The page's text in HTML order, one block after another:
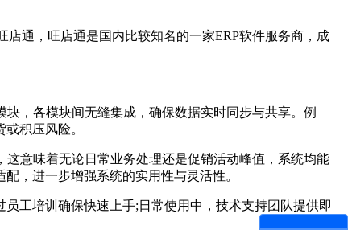
通，旺店通是国内比较知名的一家ERP软件服务商，成
，各模块间无缝集成，确保数据实时同步与共享。例
积压风险。
意味着无论日常业务处理还是促销活动峰值，系统均能
，进一步增强系统的实用性与灵活性。
工培训确保快速上手;日常使用中，技术支持团队提供即